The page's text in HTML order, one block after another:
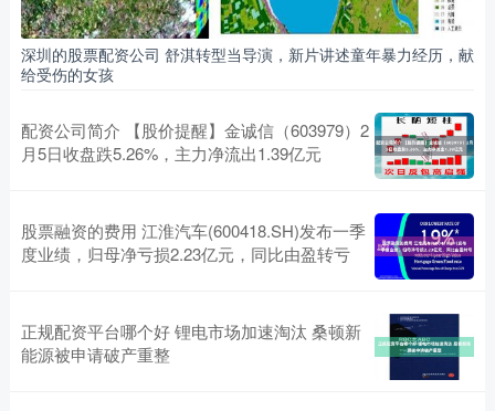
深圳的股票配资公司 舒淇转型当导演，新片讲述童年暴力经历，献
给受伤的女孩
配资公司简介 【股价提醒】金诚信（603979）2
月5日收盘跌5.26%，主力净流出1.39亿元
股票融资的费用 江淮汽车(600418.SH)发布一季
度业绩，归母净亏损2.23亿元，同比由盈转亏
正规配资平台哪个好 锂电市场加速淘汰 桑顿新
能源被申请破产重整